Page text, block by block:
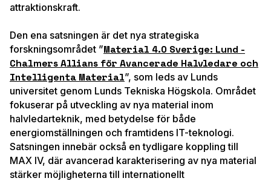
attraktionskraft.
Den ena satsningen är det nya strategiska
forskningsområdet ”Material 4.0 Sverige: Lund -
Chalmers Allians för Avancerade Halvledare och
Intelligenta Material”, som leds av Lunds
universitet genom Lunds Tekniska Högskola. Området
fokuserar på utveckling av nya material inom
halvledarteknik, med betydelse för både
energiomställningen och framtidens IT-teknologi.
Satsningen innebär också en tydligare koppling till
MAX IV, där avancerad karakterisering av nya material
stärker möjligheterna till internationellt